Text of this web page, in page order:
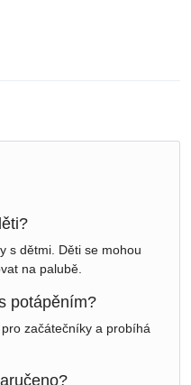
s dětmi. Děti se mohou
na palubě.
potápěním?
začátečníky a probíhá